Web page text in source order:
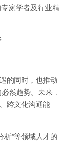
家学者及行业精
的同时，也推动
然趋势。未来，
跨文化沟通能
”等领域人才的